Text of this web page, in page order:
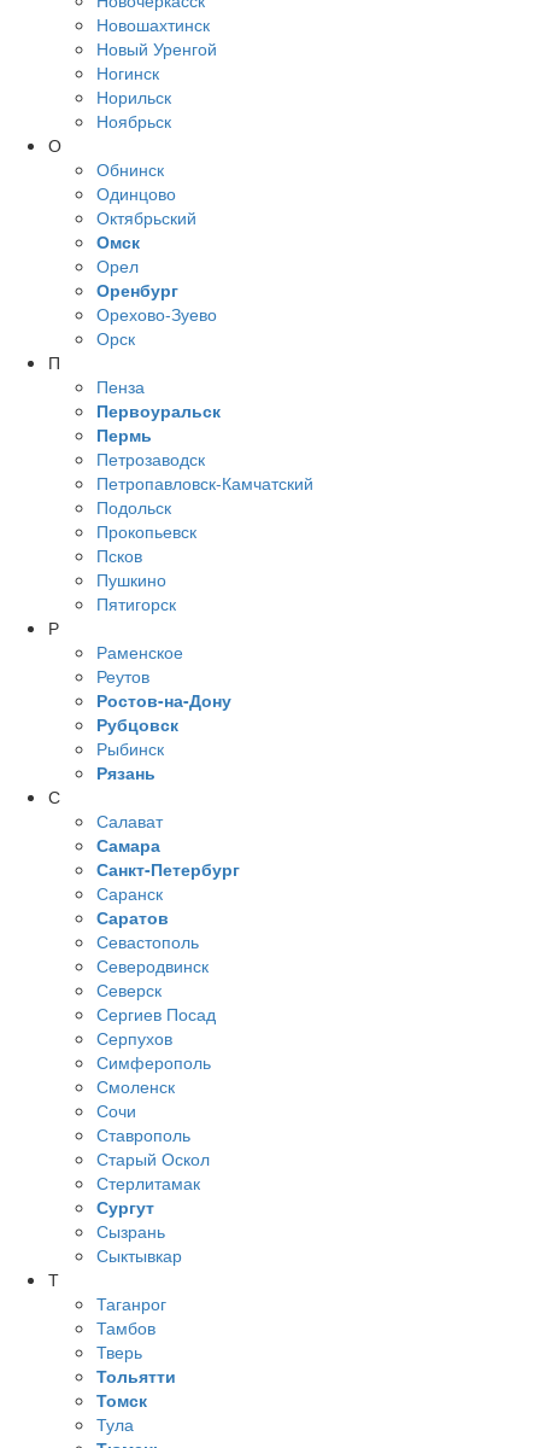
Новошахтинск
Новый Уренгой
Ногинск
Норильск
Ноябрьск
О
Обнинск
Одинцово
Октябрьский
Омск
Орел
Оренбург
Орехово-Зуево
Орск
П
Пенза
Первоуральск
Пермь
Петрозаводск
Петропавловск-Камчатский
Подольск
Прокопьевск
Псков
Пушкино
Пятигорск
Р
Раменское
Реутов
Ростов-на-Дону
Рубцовск
Рыбинск
Рязань
С
Салават
Самара
Санкт-Петербург
Саранск
Саратов
Севастополь
Северодвинск
Северск
Сергиев Посад
Серпухов
Симферополь
Смоленск
Сочи
Ставрополь
Старый Оскол
Стерлитамак
Сургут
Сызрань
Сыктывкар
Т
Таганрог
Тамбов
Тверь
Тольятти
Томск
Тула